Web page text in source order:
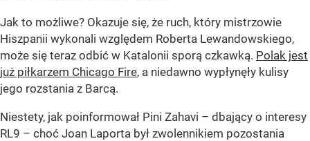
Jak to możliwe? Okazuje się, że ruch, który mistrzowie
Hiszpanii wykonali względem Roberta Lewandowskiego,
może się teraz odbić w Katalonii sporą czkawką. Polak jest
już piłkarzem Chicago Fire, a niedawno wypłynęły kulisy
jego rozstania z Barcą.
Niestety, jak poinformował Pini Zahavi – dbający o interesy
RL9 – choć Joan Laporta był zwolennikiem pozostania